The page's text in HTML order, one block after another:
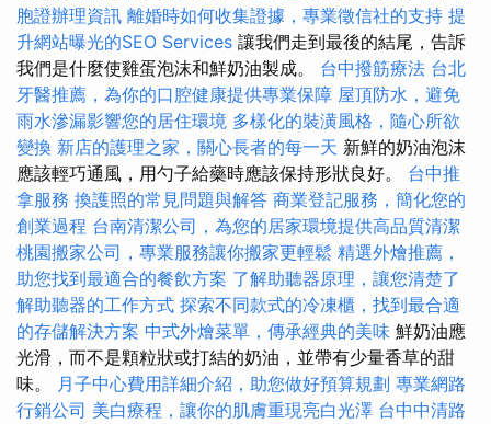
胞證辦理資訊 離婚時如何收集證據，專業徵信社的支持 提
升網站曝光的SEO Services 讓我們走到最後的結尾，告訴
我們是什麼使雞蛋泡沫和鮮奶油製成。 台中撥筋療法 台北
牙醫推薦，為你的口腔健康提供專業保障 屋頂防水，避免
雨水滲漏影響您的居住環境 多樣化的裝潢風格，隨心所欲
變換 新店的護理之家，關心長者的每一天 新鮮的奶油泡沫
應該輕巧通風，用勺子給藥時應該保持形狀良好。 台中推
拿服務 換護照的常見問題與解答 商業登記服務，簡化您的
創業過程 台南清潔公司，為您的居家環境提供高品質清潔
桃園搬家公司，專業服務讓你搬家更輕鬆 精選外燴推薦，
助您找到最適合的餐飲方案 了解助聽器原理，讓您清楚了
解助聽器的工作方式 探索不同款式的冷凍櫃，找到最合適
的存儲解決方案 中式外燴菜單，傳承經典的美味 鮮奶油應
光滑，而不是顆粒狀或打結的奶油，並帶有少量香草的甜
味。 月子中心費用詳細介紹，助您做好預算規劃 專業網路
行銷公司 美白療程，讓你的肌膚重現亮白光澤 台中中清路